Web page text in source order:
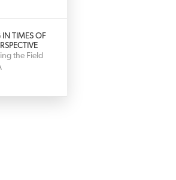
TIMES OF
the Field